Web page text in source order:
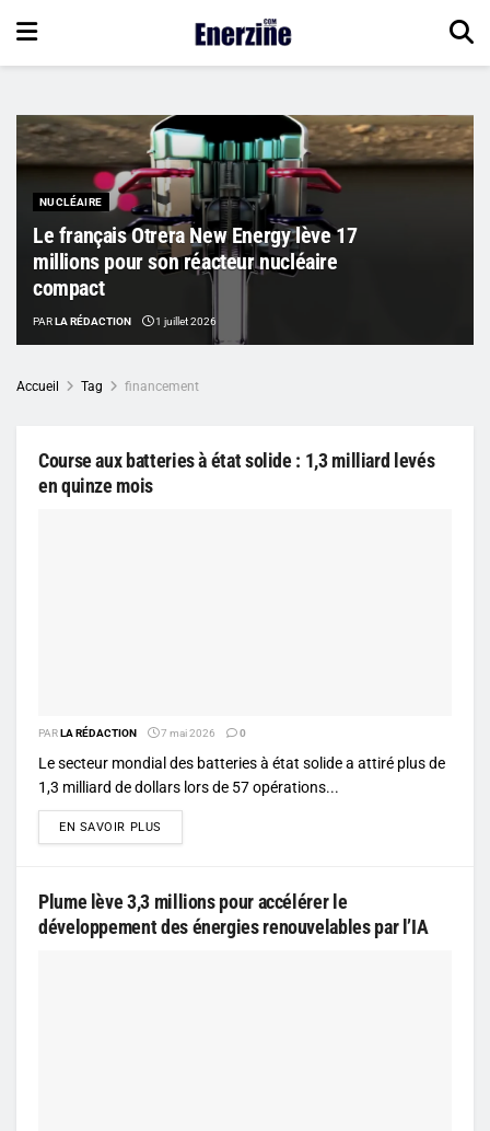
NUCLÉAIRE
Le français Otrera New Energy lève 17
millions pour son réacteur nucléaire
compact
PARLA RÉDACTION 1 juillet 2026
Accueil Tag financement
Course aux batteries à état solide : 1,3 milliard levés
en quinze mois
PARLA RÉDACTION 7 mai 2026 0
Le secteur mondial des batteries à état solide a attiré plus de
1,3 milliard de dollars lors de 57 opérations...
EN SAVOIR PLUS
Plume lève 3,3 millions pour accélérer le
développement des énergies renouvelables par l’IA